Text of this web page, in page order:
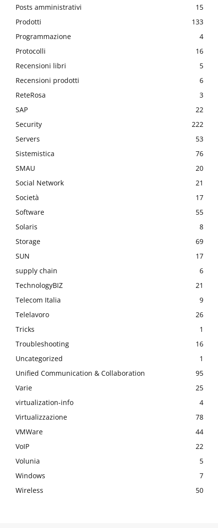
Posts amministrativi
15
Prodotti
133
Programmazione
4
Protocolli
16
Recensioni libri
5
Recensioni prodotti
6
ReteRosa
3
SAP
22
Security
222
Servers
53
Sistemistica
76
SMAU
20
Social Network
21
Società
17
Software
55
Solaris
8
Storage
69
SUN
17
supply chain
6
TechnologyBIZ
21
Telecom Italia
9
Telelavoro
26
Tricks
1
Troubleshooting
16
Uncategorized
1
Unified Communication & Collaboration
95
Varie
25
virtualization-info
4
Virtualizzazione
78
VMWare
44
VoIP
22
Volunia
5
Windows
7
Wireless
50